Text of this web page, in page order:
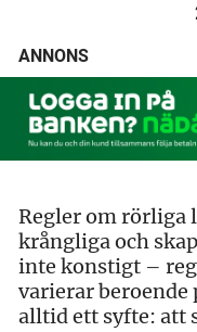
ANNONS
Regler om rörliga
krångliga och
inte konstigt –
varierar beroende
alltid ett syfte: att